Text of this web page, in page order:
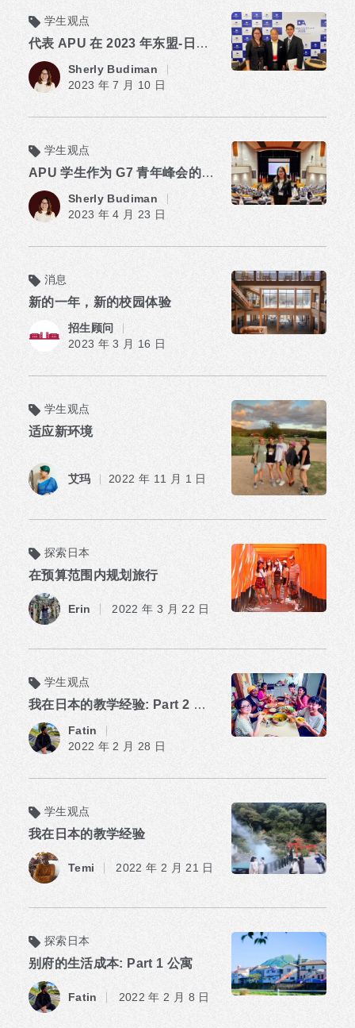
学生观点
代表 APU 在 2023 年东盟-日本商业周上分享青年声音
Sherly Budiman
2023 年 7 月 10 日
学生观点
APU 学生作为 G7 青年峰会的嘉宾观察员
Sherly Budiman
2023 年 4 月 23 日
消息
新的一年，新的校园体验
招生顾问
2023 年 3 月 16 日
学生观点
适应新环境
艾玛 2022 年 11 月 1 日
探索日本
在预算范围内规划旅行
Erin 2022 年 3 月 22 日
学生观点
我在日本的教学经验: Part 2 公用设施及更多!
Fatin
2022 年 2 月 28 日
学生观点
我在日本的教学经验
Temi ​ ​2022 年 2 月 21 日
探索日本
别府的生活成本: Part 1 公寓
Fatin 2022 年 2 月 8 日